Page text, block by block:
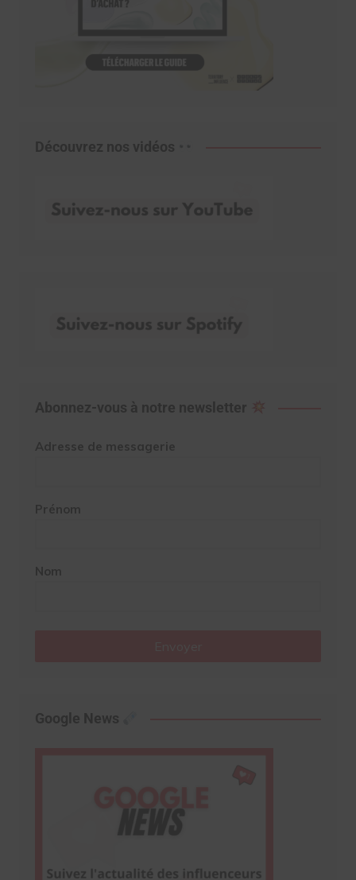
Découvrez nos vidéos
Abonnez-vous à notre newsletter
Adresse de messagerie
Prénom
Nom
Google News